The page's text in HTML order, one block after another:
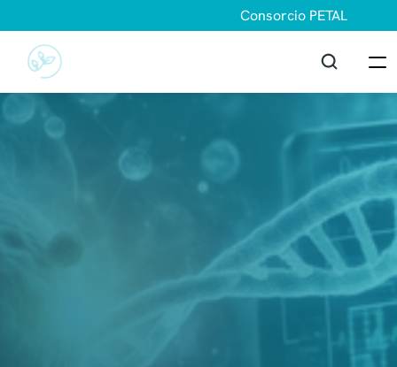
Consorcio PETAL